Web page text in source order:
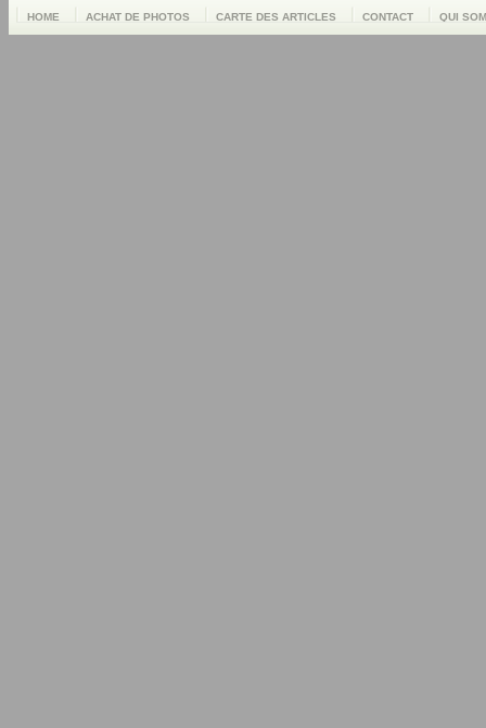
HOME ACHAT DE PHOTOS CARTE DES ARTICLES CONTACT QUI